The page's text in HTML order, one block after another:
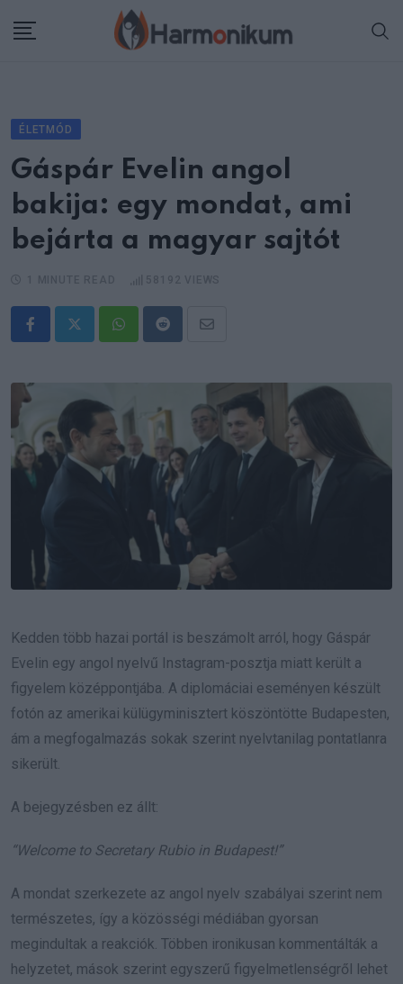
ÉLETMÓD
Gáspár Evelin angol
bakija: egy mondat, ami
bejárta a magyar sajtót
WhatsappRedditShare
Email
Kedden több hazai portál is beszámolt arról, hogy Gáspár
Evelin egy angol nyelvű Instagram-posztja miatt került a
figyelem középpontjába. A diplomáciai eseményen készült
fotón az amerikai külügyminisztert köszöntötte Budapesten,
ám a megfogalmazás sokak szerint nyelvtanilag pontatlanra
sikerült.
A bejegyzésben ez állt:
“Welcome to Secretary Rubio in Budapest!”
A mondat szerkezete az angol nyelv szabályai szerint nem
természetes, így a közösségi médiában gyorsan
megindultak a reakciók. Többen ironikusan kommentálták a
helyzetet, mások szerint egyszerű figyelmetlenségről lehet